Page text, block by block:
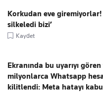
Korkudan eve giremiyorlar!
silkeledi bizi’
Kaydet
Ekranında bu uyarıyı gören
milyonlarca Whatsapp
kilitlendi: Meta hatayı